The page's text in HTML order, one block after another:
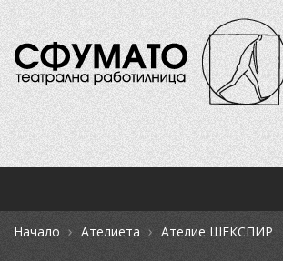
Начало › Ателиета › Ателие ШЕКСПИР